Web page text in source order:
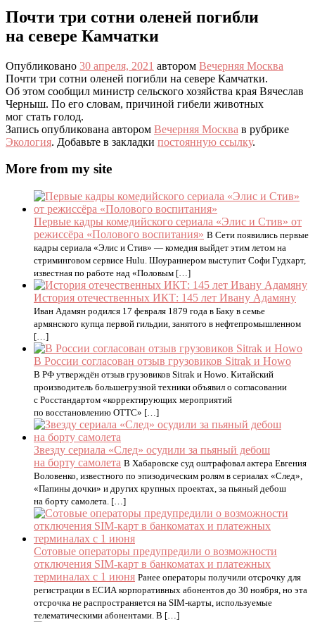
Почти три сотни оленей погибли
на севере Камчатки
Опубликовано 30 апреля, 2021 автором Вечерняя Москва
Почти три сотни оленей погибли на севере Камчатки.
Об этом сообщил министр сельского хозяйства края Вячеслав
Черныш. По его словам, причиной гибели животных
мог стать голод.
Запись опубликована автором Вечерняя Москва в рубрике
Экология. Добавьте в закладки постоянную ссылку.
More from my site
Первые кадры комедийского сериала «Элис и Стив» от
режиссёра «Полового воспитания» В Сети появились первые
кадры сериала «Элис и Стив» — комедия выйдет этим летом на
стриминговом сервисе Hulu. Шоураннером выступит Софи Гудхарт,
известная по работе над «Половым […]
История отечественных ИКТ: 145 лет Ивану Адамяну
Иван Адамян родился 17 февраля 1879 года в Баку в семье
армянского купца первой гильдии, занятого в нефтепромышленном
[…]
В России согласован отзыв грузовиков Sitrak и Howo
В РФ утверждён отзыв грузовиков Sitrak и Howo. Китайский
производитель большегрузной техники объявил о согласовании
с Росстандартом «корректирующих мероприятий
по восстановлению ОТТС» […]
Звезду сериала «След» осудили за пьяный дебош
на борту самолета В Хабаровске суд оштрафовал актера Евгения
Воловенко, известного по эпизодическим ролям в сериалах «След»,
«Папины дочки» и других крупных проектах, за пьяный дебош
на борту самолета. […]
Сотовые операторы предупредили о возможности
отключения SIM-карт в банкоматах и платежных
терминалах с 1 июня Ранее операторы получили отсрочку для
регистрации в ЕСИА корпоративных абонентов до 30 ноября, но эта
отсрочка не распространяется на SIM-карты, используемые
телематическими абонентами. В […]